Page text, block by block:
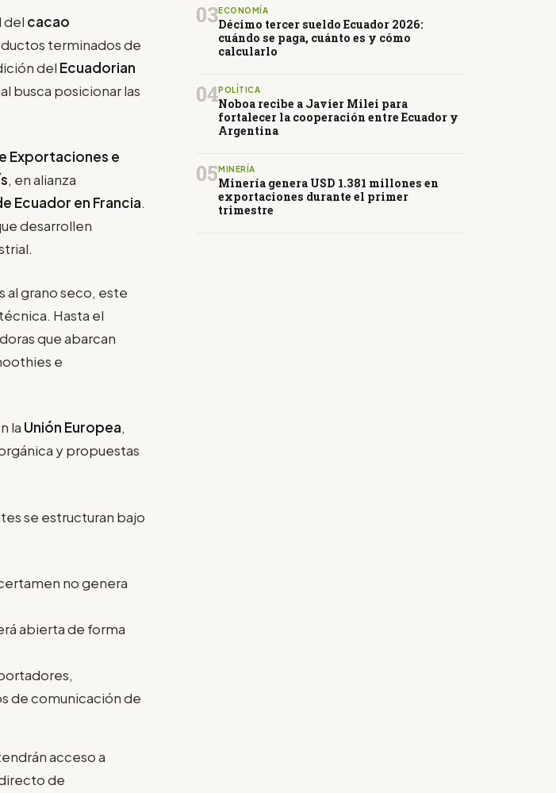
del cacao
terminados de
del Ecuadorian
busca posicionar las
Exportaciones e
, en alianza
Ecuador en Francia.
desarrollen
al grano seco, este
Hasta el
que abarcan
e
la Unión Europea,
y propuestas
se estructuran bajo
no genera
abierta de forma
de comunicación de
acceso a
de
03ECONOMÍA
Décimo tercer sueldo Ecuador 2026:
cuándo se paga, cuánto es y cómo
calcularlo
04POLÍTICA
Noboa recibe a Javier Milei para
fortalecer la cooperación entre Ecuador y
Argentina
05 MINERÍA
Minería genera USD 1.381 millones en
exportaciones durante el primer
trimestre